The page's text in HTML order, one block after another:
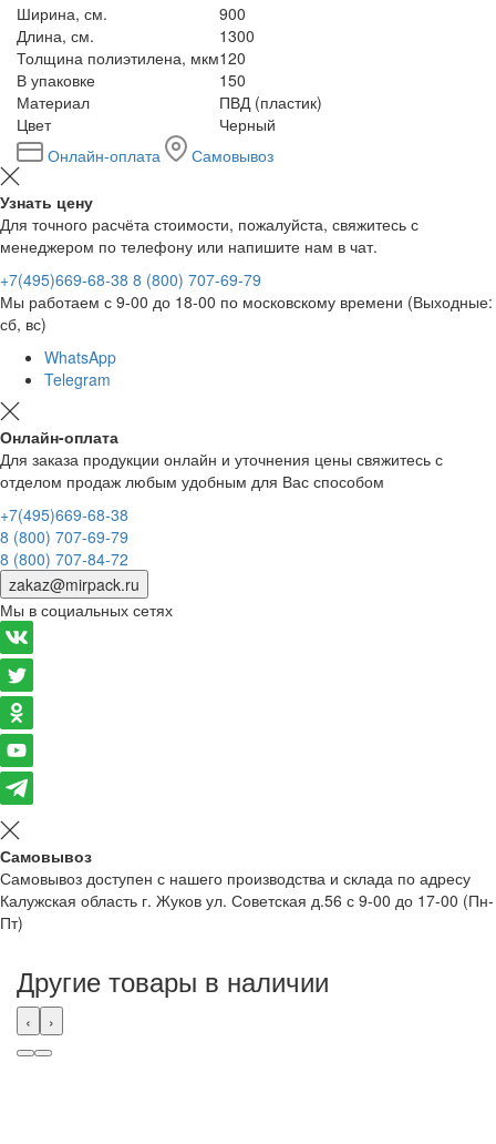
Ширина, см.
900
Длина, см.
1300
Толщина полиэтилена, мкм120
В упаковке
150
Материал
ПВД (пластик)
Цвет
Черный
Онлайн-оплата
Самовывоз
Узнать цену
Для точного расчёта стоимости, пожалуйста, свяжитесь с
менеджером по телефону или напишите нам в чат.
+7(495)669-68-38 8 (800) 707-69-79
Мы работаем с 9-00 до 18-00 по московскому времени (Выходные:
сб, вс)
WhatsApp
Telegram
Онлайн-оплата
Для заказа продукции онлайн и уточнения цены свяжитесь с
отделом продаж любым удобным для Вас способом
+7(495)669-68-38
8 (800) 707-69-79
8 (800) 707-84-72
zakaz@mirpack.ru
Мы в социальных сетях
Самовывоз
Самовывоз доступен с нашего производства и склада по адресу
Калужская область г. Жуков ул. Советская д.56 с 9-00 до 17-00 (Пн-
Пт)
Другие товары в наличии
‹ ›